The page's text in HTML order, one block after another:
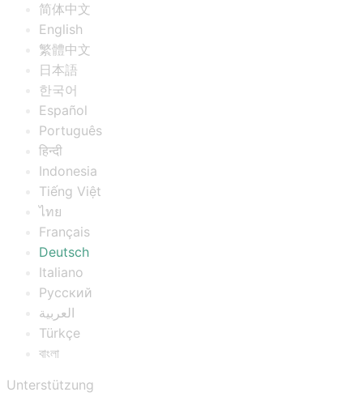
简体中文
English
繁體中文
日本語
한국어
Español
Português
हिन्दी
Indonesia
Tiếng Việt
ไทย
Français
Deutsch
Italiano
Русский
العربية
Türkçe
বাংলা
Unterstützung